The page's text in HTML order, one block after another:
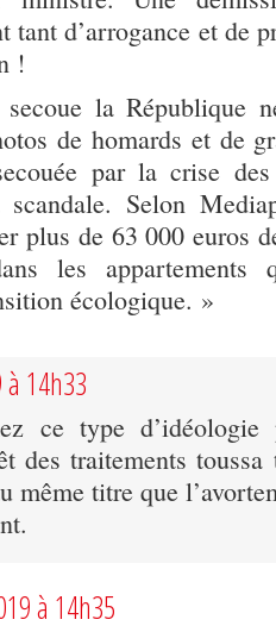
tant d’arrogance et de
!
la République
de homards et de
par la crise
scandale. Selon
plus de 63 000 euros
les appartements
écologique. »
14h33
ce type d’idéologie
des traitements toussa
même titre que
à 14h35